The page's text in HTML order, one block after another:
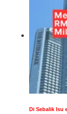
Di Sebalik Isu